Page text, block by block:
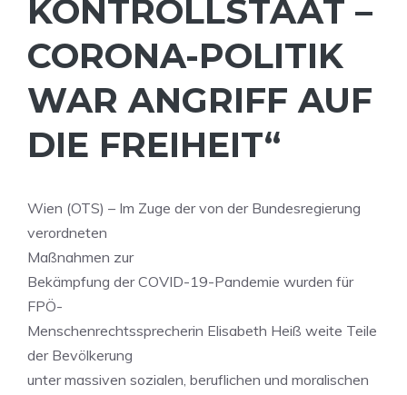
ONTROLLSTAAT – C
ORONA-POLITIK W
AR ANGRIFF AUF D
IE FREIHEIT“
Wien (OTS) – Im Zuge der von der Bundesregierung
verordneten
Maßnahmen zur
Bekämpfung der COVID-19-Pandemie wurden für
FPÖ-
Menschenrechtssprecherin Elisabeth Heiß weite Teile
der Bevölkerung
unter massiven sozialen, beruflichen und moralischen